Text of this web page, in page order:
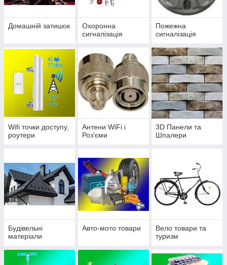
Домашній затишок
Охоронна
сигналізація
Пожежна
сигналізація
Wifi точки доступу,
роутери
Антени WiFi і
Роз'єми
3D Панели та
Шпалери
Будівельні
матеріали
Авто-мото товари
Вело товари та
туризм